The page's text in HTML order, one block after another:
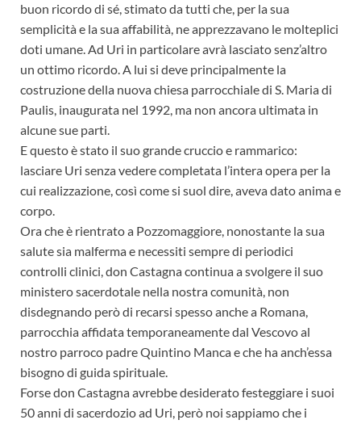
buon ricordo di sé, stimato da tutti che, per la sua
semplicità e la sua affabilità, ne apprezzavano le molteplici
doti umane. Ad Uri in particolare avrà lasciato senz’altro
un ottimo ricordo. A lui si deve principalmente la
costruzione della nuova chiesa parrocchiale di S. Maria di
Paulis, inaugurata nel 1992, ma non ancora ultimata in
alcune sue parti.
E questo è stato il suo grande cruccio e rammarico:
lasciare Uri senza vedere completata l’intera opera per la
cui realizzazione, così come si suol dire, aveva dato anima e
corpo.
Ora che è rientrato a Pozzomaggiore, nonostante la sua
salute sia malferma e necessiti sempre di periodici
controlli clinici, don Castagna continua a svolgere il suo
ministero sacerdotale nella nostra comunità, non
disdegnando però di recarsi spesso anche a Romana,
parrocchia affidata temporaneamente dal Vescovo al
nostro parroco padre Quintino Manca e che ha anch’essa
bisogno di guida spirituale.
Forse don Castagna avrebbe desiderato festeggiare i suoi
50 anni di sacerdozio ad Uri, però noi sappiamo che i